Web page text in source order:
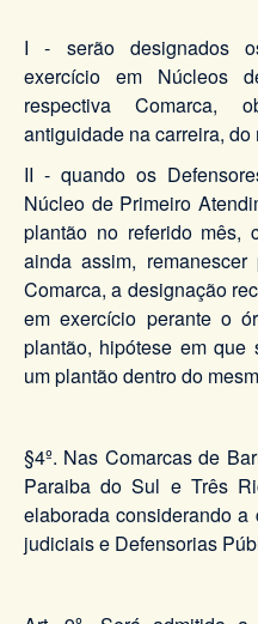
I - serão designados
exercício em Núcleos
respectiva Comarca,
antiguidade na carreira,
II - quando os
Núcleo de Primeiro
plantão no referido mês,
ainda assim,
Comarca, a designação
em exercício perante o
plantão, hipótese em
um plantão dentro do
§4º. Nas Comarcas de
Paraiba do Sul e Três
elaborada considerando
judiciais e Defensorias